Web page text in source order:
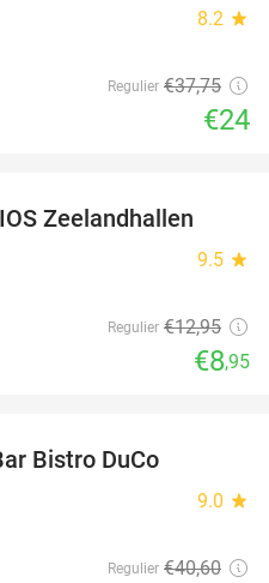
8.2 star
Regulier €37,75
€24
Zeelandhallen
9.5 star
Regulier €12,95
€8,95
Bistro DuCo
9.0 star
Regulier €40,60